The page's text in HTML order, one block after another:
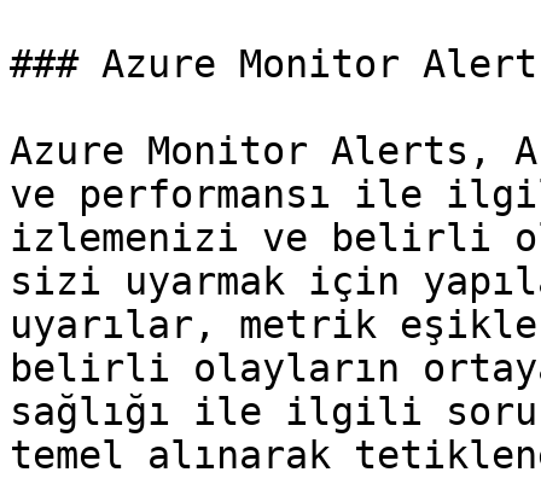
### Azure Monitor
Azure Monitor Alerts,
ve performansı ile
izlemenizi ve belirli
sizi uyarmak için
uyarılar, metrik
belirli olayların ortaya
sağlığı ile ilgili
temel alınarak